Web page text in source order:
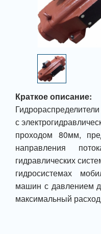
Краткое описание:
с
проходом 80мм,
направления
гидравлических
гидросистемах
машин с давлением
максимальный